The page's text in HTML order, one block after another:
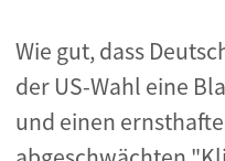
Wie gut, dass
der US-Wahl eine
und einen